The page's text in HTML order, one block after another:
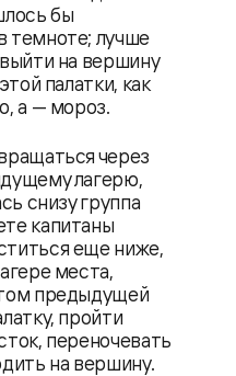
бы
темноте; лучше
на вершину
палатки, как
а — мороз.
через
лагерю,
снизу группа
капитаны
еще ниже,
места,
предыдущей
пройти
переночевать
на вершину.